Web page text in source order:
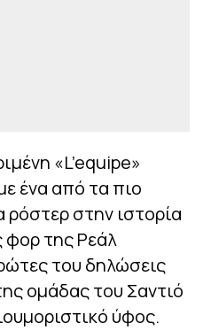
«L’equipe»
ένα από τα πιο
στην ιστορία
φορ της Ρεάλ
του δηλώσεις
ομάδας του Σαντιό
ύφος.